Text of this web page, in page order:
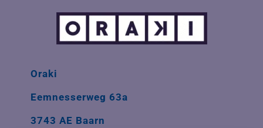
Oraki
Eemnesserweg 63a
3743 AE Baarn